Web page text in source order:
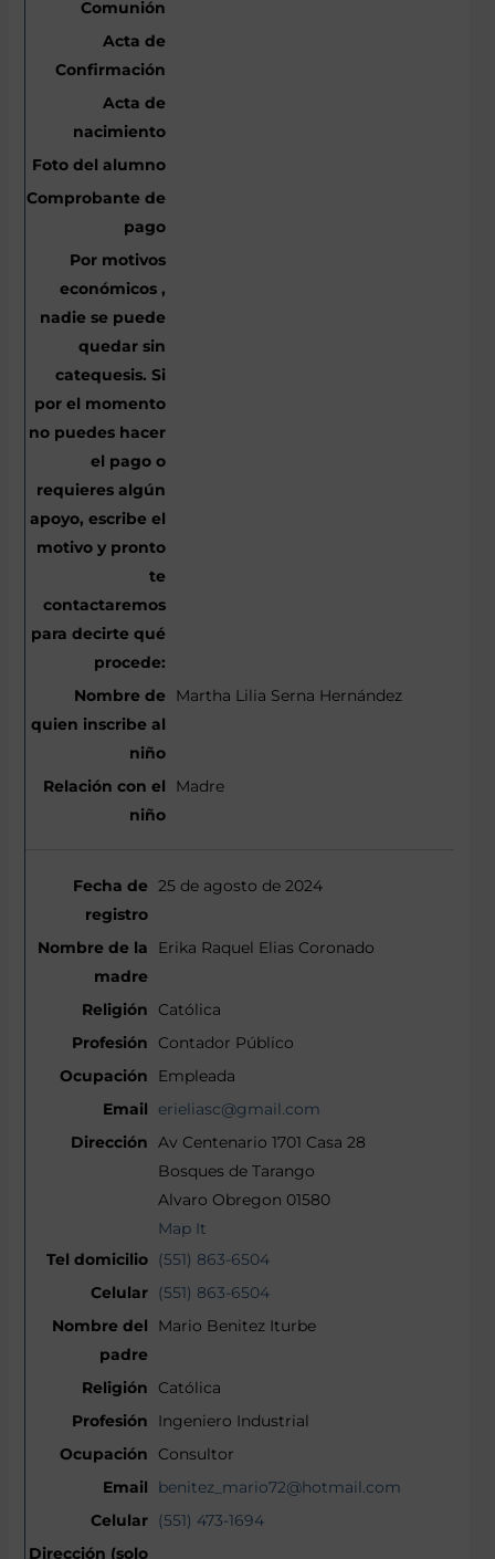
Martha Lilia Serna Hernández
Madre
25 de agosto de 2024
Erika Raquel Elias Coronado
Católica
Contador Público
Empleada
erieliasc@gmail.com
Av Centenario 1701 Casa 28
Bosques de Tarango
Alvaro Obregon 01580
Map It
(551) 863-6504
(551) 863-6504
Mario Benitez Iturbe
Católica
Ingeniero Industrial
Consultor
benitez_mario72@hotmail.com
(551) 473-1694